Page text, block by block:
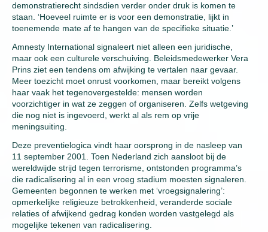
demonstratierecht sindsdien verder onder druk is komen te
staan. ‘Hoeveel ruimte er is voor een demonstratie, lijkt in
toenemende mate af te hangen van de specifieke situatie.’
Amnesty International signaleert niet alleen een juridische,
maar ook een culturele verschuiving. Beleidsmedewerker Vera
Prins ziet een tendens om afwijking te vertalen naar gevaar.
Meer toezicht moet onrust voorkomen, maar bereikt volgens
haar vaak het tegenovergestelde: mensen worden
voorzichtiger in wat ze zeggen of organiseren. Zelfs wetgeving
die nog niet is ingevoerd, werkt al als rem op vrije
meningsuiting.
Deze preventielogica vindt haar oorsprong in de nasleep van
11 september 2001. Toen Nederland zich aansloot bij de
wereldwijde strijd tegen terrorisme, ontstonden programma’s
die radicalisering al in een vroeg stadium moesten signaleren.
Gemeenten begonnen te werken met ‘vroegsignalering’:
opmerkelijke religieuze betrokkenheid, veranderde sociale
relaties of afwijkend gedrag konden worden vastgelegd als
mogelijke tekenen van radicalisering.